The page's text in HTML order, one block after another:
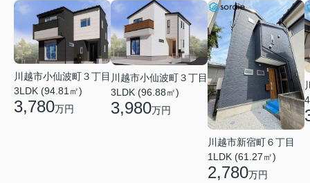
川越市小仙波町３丁目
3LDK (94.81㎡)
3,780万円
川越市小仙波町３丁目
3LDK (96.88㎡)
3,980万円
川越市新宿町６丁目
1LDK (61.27㎡)
2,780万円